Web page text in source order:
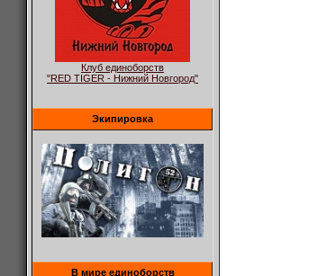
Клуб единоборств
"RED TIGER - Нижний Новгород"
Экипировка
В мире единоборств